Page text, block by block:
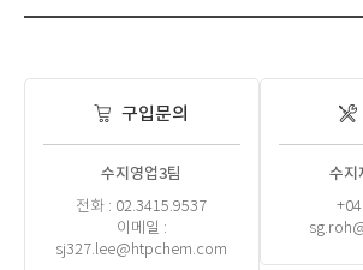
구입문의
수지영업3팀
전화 : 02.3415.9537
이메일 :
sj327.lee@htpchem.com
수지